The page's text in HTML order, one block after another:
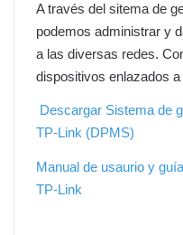
A través del sitema de
podemos administrar y
a las diversas redes.
dispositivos enlazados
Descargar Sistema de
TP-Link (DPMS)
Manual de usaurio y
TP-Link